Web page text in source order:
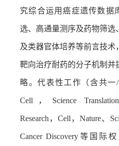
究综合运用癌症遗传数据
选、高通量测序及药物筛选
及类器官体培养等前言技
靶向治疗耐药的分子机制并
略。代表性工作（含共一/
Cell ， Science
Research ， Cell ， Nature、
Cancer Discovery 等国际权